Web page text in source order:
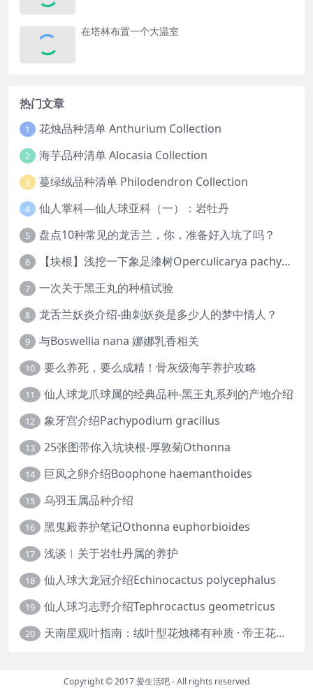
在塔林布置一个大温室​
热门文章
1 花烛品种清单 Anthurium Collection
2 海芋品种清单 Alocasia Collection
3 蔓绿绒品种清单 Philodendron Collection
4 仙人掌科—仙人球亚科（一）：岩牡丹
5 盘点10种常见的龙舌兰，你，准备好入坑了吗？
6 【块根】浅挖一下象足漆树Operculicarya pachypus
7 一次关于黑王丸的种植试验
8 龙舌兰妖炎介绍-曲刺妖炎是多少人的梦中情人？
9 与Boswellia nana 娜娜乳香相关
10 要么养死，要么成精！骨灰级海芋养护攻略
11 仙人球龙爪球属的经典品种-黑王丸系列的产地介绍
12 象牙宫介绍Pachypodium gracilius
13 25张图带你入坑块根-厚敦菊Othonna
14 巨凤之卵介绍Boophone haemanthoides
15 乌羽玉属品种介绍
16 黑鬼殿养护笔记Othonna euphorbioides
17 浅谈︱关于岩牡丹属的养护
18 仙人球大龙冠介绍Echinocactus polycephalus
19 仙人球习志野介绍Tephrocactus geometricus
20 天南星观叶指南：绒叶型花烛稀有种质 · 帝王花烛等
Copyright © 2017爱生活吧- All rights reserved